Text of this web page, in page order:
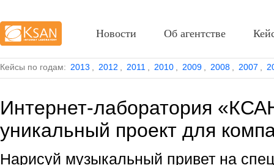
Кейсы по годам: 2013 2012 2011 2010 2009 2008 2007
Интернет-лаборатория
уникальный проект для
Нарисуй музыкальный привет на
Новости Об агентстве